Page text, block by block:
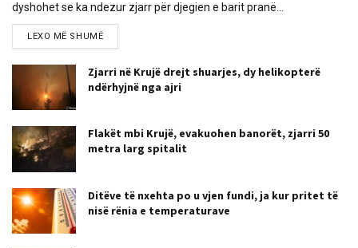
dyshohet se ka ndezur zjarr për djegien e barit pranë...
LEXO MË SHUMË
Zjarri në Krujë drejt shuarjes, dy helikopterë
ndërhyjnë nga ajri
Flakët mbi Krujë, evakuohen banorët, zjarri 50
metra larg spitalit
Ditëve të nxehta po u vjen fundi, ja kur pritet të
nisë rënia e temperaturave